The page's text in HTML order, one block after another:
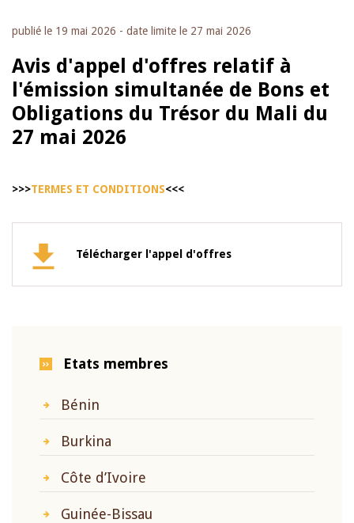
publié le 19 mai 2026 - date limite le 27 mai 2026
Avis d'appel d'offres relatif à
l'émission simultanée de Bons et
Obligations du Trésor du Mali du
27 mai 2026
>>>TERMES ET CONDITIONS<<<
Télécharger l'appel d'offres
Etats membres
Bénin
Burkina
Côte d’Ivoire
Guinée-Bissau